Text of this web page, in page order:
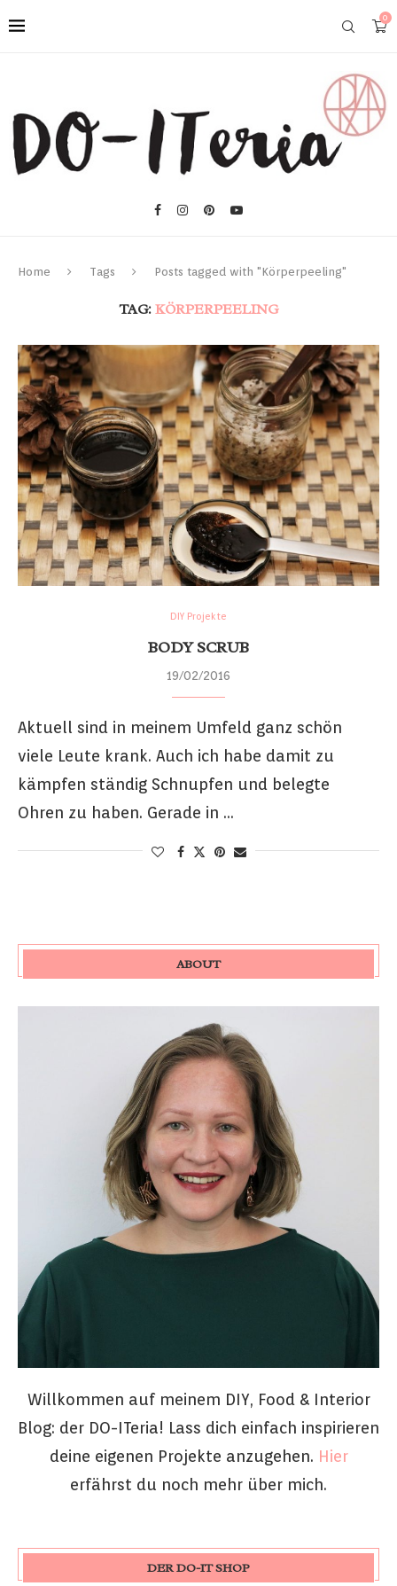
0
Home Tags Posts tagged with "Körperpeeling"
TAG: KÖRPERPEELING
DIY Projekte
BODY SCRUB
19/02/2016
Aktuell sind in meinem Umfeld ganz schön
viele Leute krank. Auch ich habe damit zu
kämpfen ständig Schnupfen und belegte
Ohren zu haben. Gerade in …
ABOUT
Willkommen auf meinem DIY, Food & Interior
Blog: der DO-ITeria! Lass dich einfach inspirieren
deine eigenen Projekte anzugehen. Hier
erfährst du noch mehr über mich.
DER DO-IT SHOP